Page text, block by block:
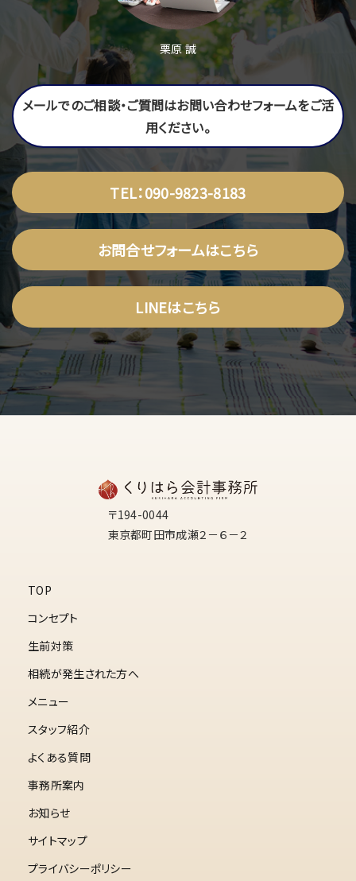
栗原 誠
メールでのご相談・ご質問はお問い合わせフォームをご活
用ください。
TEL：090-9823-8183
お問合せフォームはこちら
LINEはこちら
〒194-0044
東京都町田市成瀬２－６－２
TOP
コンセプト
生前対策
相続が発生された方へ
メニュー
スタッフ紹介
よくある質問
事務所案内
お知らせ
サイトマップ
プライバシーポリシー